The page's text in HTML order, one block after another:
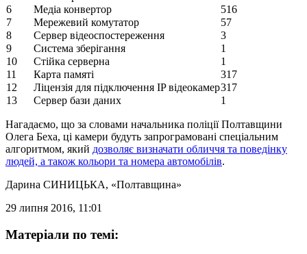
6
Медіа конвертор
516
7
Мережевий комутатор
57
8
Сервер відеоспостереження
3
9
Система зберігання
1
10
Стійка серверна
1
11
Карта памяті
317
12
Ліцензія для підключення IP відеокамер317
13
Сервер бази даних 1
Нагадаємо, що за словами начальника поліції Полтавщини
Олега Беха, ці камери будуть запрограмовані спеціальним
алгоритмом, який дозволяє визначати обличчя та поведінку
людей, а також кольори та номера автомобілів.
Дарина СИНИЦЬКА, «Полтавщина»
29 липня 2016, 11:01
Матеріали по темі: